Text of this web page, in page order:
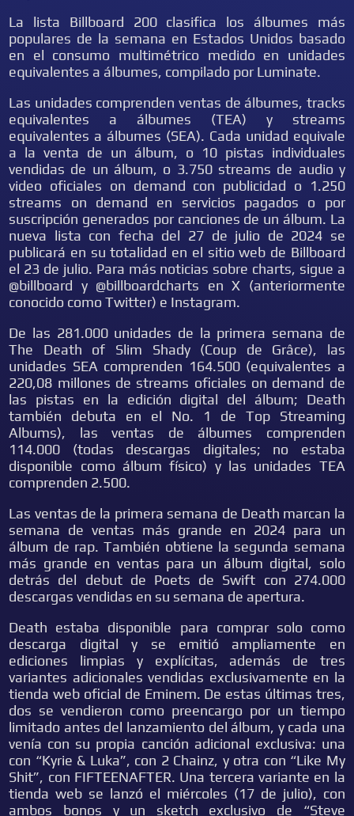
La lista Billboard 200 clasifica los álbumes más
populares de la semana en Estados Unidos basado
en el consumo multimétrico medido en unidades
equivalentes a álbumes, compilado por Luminate.
Las unidades comprenden ventas de álbumes, tracks
equivalentes a álbumes (TEA) y streams
equivalentes a álbumes (SEA). Cada unidad equivale
a la venta de un álbum, o 10 pistas individuales
vendidas de un álbum, o 3.750 streams de audio y
video oficiales on demand con publicidad o 1.250
streams on demand en servicios pagados o por
suscripción generados por canciones de un álbum. La
nueva lista con fecha del 27 de julio de 2024 se
publicará en su totalidad en el sitio web de Billboard
el 23 de julio. Para más noticias sobre charts, sigue a
@billboard y @billboardcharts en X (anteriormente
conocido como Twitter) e Instagram.
De las 281.000 unidades de la primera semana de
The Death of Slim Shady (Coup de Grâce), las
unidades SEA comprenden 164.500 (equivalentes a
220,08 millones de streams oficiales on demand de
las pistas en la edición digital del álbum; Death
también debuta en el No. 1 de Top Streaming
Albums), las ventas de álbumes comprenden
114.000 (todas descargas digitales; no estaba
disponible como álbum físico) y las unidades TEA
comprenden 2.500.
Las ventas de la primera semana de Death marcan la
semana de ventas más grande en 2024 para un
álbum de rap. También obtiene la segunda semana
más grande en ventas para un álbum digital, solo
detrás del debut de Poets de Swift con 274.000
descargas vendidas en su semana de apertura.
Death estaba disponible para comprar solo como
descarga digital y se emitió ampliamente en
ediciones limpias y explícitas, además de tres
variantes adicionales vendidas exclusivamente en la
tienda web oficial de Eminem. De estas últimas tres,
dos se vendieron como preencargo por un tiempo
limitado antes del lanzamiento del álbum, y cada una
venía con su propia canción adicional exclusiva: una
con “Kyrie & Luka”, con 2 Chainz, y otra con “Like My
Shit”, con FIFTEENAFTER. Una tercera variante en la
tienda web se lanzó el miércoles (17 de julio), con
ambos bonos y un sketch exclusivo de “Steve